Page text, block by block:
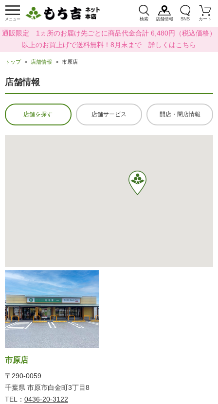
メニュー 検索 店舗情報 SNS カート
通販限定 1ヵ所のお届け先ごとに商品代金合計 6,480円（税込価格）
以上のお買上げで送料無料！8月末まで 詳しくはこちら
トップ 店舗情報 市原店
店舗情報
店舗を探す 店舗サービス 開店・閉店情報
市原店
〒290-0059
千葉県 市原市白金町3丁目8
TEL： 0436-20-3122